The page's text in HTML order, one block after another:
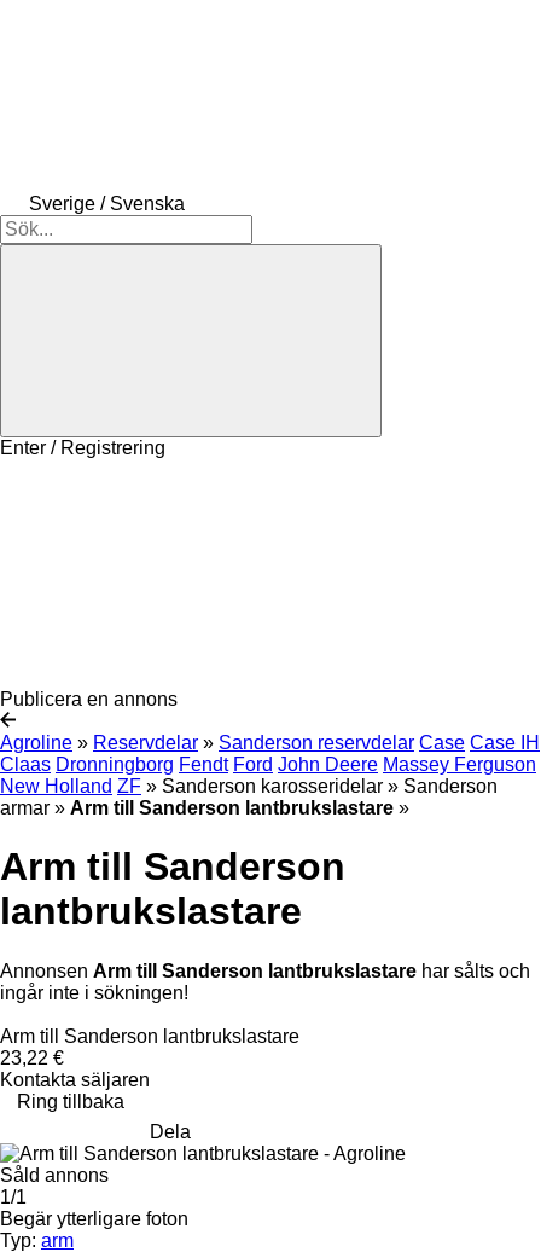
Sverige / Svenska
Enter / Registrering
Publicera en annons
Agroline » Reservdelar » Sanderson reservdelar Case Case IH
Claas Dronningborg Fendt Ford John Deere Massey Ferguson
New Holland ZF » Sanderson karosseridelar » Sanderson
armar » Arm till Sanderson lantbrukslastare »
Arm till Sanderson
lantbrukslastare
Annonsen Arm till Sanderson lantbrukslastare har sålts och
ingår inte i sökningen!
Arm till Sanderson lantbrukslastare
23,22 €
Kontakta säljaren
Ring tillbaka
Dela
Såld annons
1/1
Begär ytterligare foton
Typ: arm